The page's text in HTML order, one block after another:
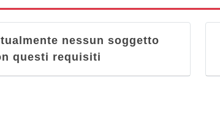
nessun soggetto
questi requisiti